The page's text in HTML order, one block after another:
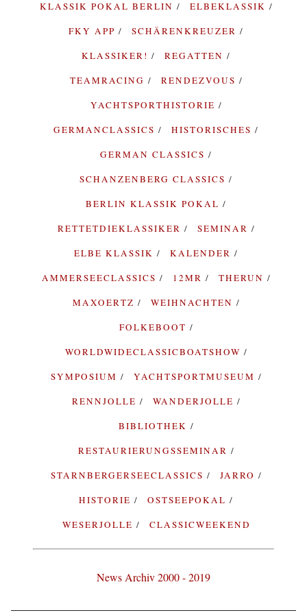
KLASSIK POKAL BERLIN
ELBEKLASSIK
FKY APP
SCHÄRENKREUZER
KLASSIKER!
REGATTEN
TEAMRACING
RENDEZVOUS
YACHTSPORTHISTORIE
GERMANCLASSICS
HISTORISCHES
GERMAN CLASSICS
SCHANZENBERG CLASSICS
BERLIN KLASSIK POKAL
RETTETDIEKLASSIKER
SEMINAR
ELBE KLASSIK
KALENDER
AMMERSEECLASSICS
12MR
THERUN
MAXOERTZ
WEIHNACHTEN
FOLKEBOOT
WORLDWIDECLASSICBOATSHOW
SYMPOSIUM
YACHTSPORTMUSEUM
RENNJOLLE
WANDERJOLLE
BIBLIOTHEK
RESTAURIERUNGSSEMINAR
STARNBERGERSEECLASSICS
JARRO
HISTORIE
OSTSEEPOKAL
WESERJOLLE
CLASSICWEEKEND
News Archiv 2000 - 2019